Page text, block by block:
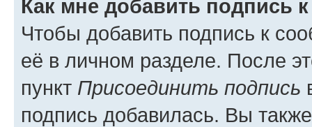
Как мне добавить подпись
Чтобы добавить подпись к
её в личном разделе. После
пункт Присоединить подпись
подпись добавилась. Вы